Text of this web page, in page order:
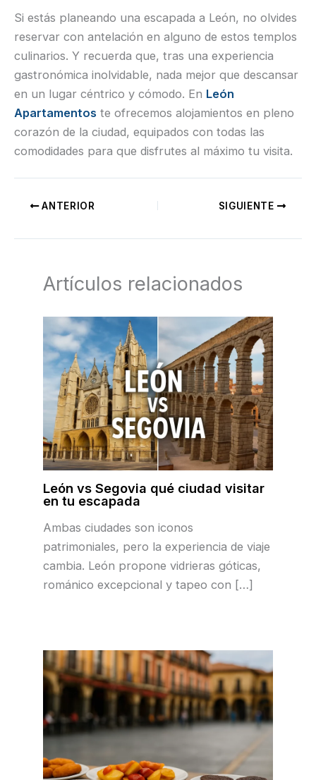
Si estás planeando una escapada a León, no olvides
reservar con antelación en alguno de estos templos
culinarios. Y recuerda que, tras una experiencia
gastronómica inolvidable, nada mejor que descansar
en un lugar céntrico y cómodo. En León
Apartamentos te ofrecemos alojamientos en pleno
corazón de la ciudad, equipados con todas las
comodidades para que disfrutes al máximo tu visita.
ANTERIOR SIGUIENTE
Artículos relacionados
León vs Segovia qué ciudad visitar
en tu escapada
Ambas ciudades son iconos
patrimoniales, pero la experiencia de viaje
cambia. León propone vidrieras góticas,
románico excepcional y tapeo con […]